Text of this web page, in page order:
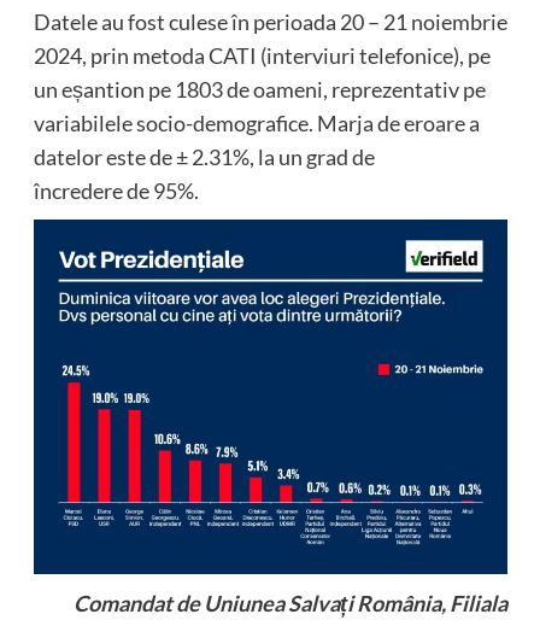
Datele au fost culese în perioada 20 – 21 noiembrie
2024, prin metoda CATI (interviuri telefonice), pe
un eșantion pe 1803 de oameni, reprezentativ pe
variabilele socio-demografice. Marja de eroare a
datelor este de ± 2.31%, la un grad de
încredere de 95%.
Comandat de Uniunea Salvați România, Filiala